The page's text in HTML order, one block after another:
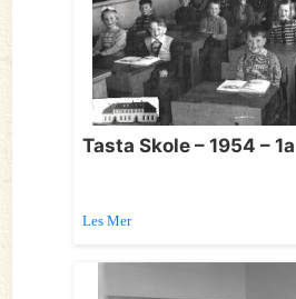
Tasta Skole – 1954 – 1a
Les Mer